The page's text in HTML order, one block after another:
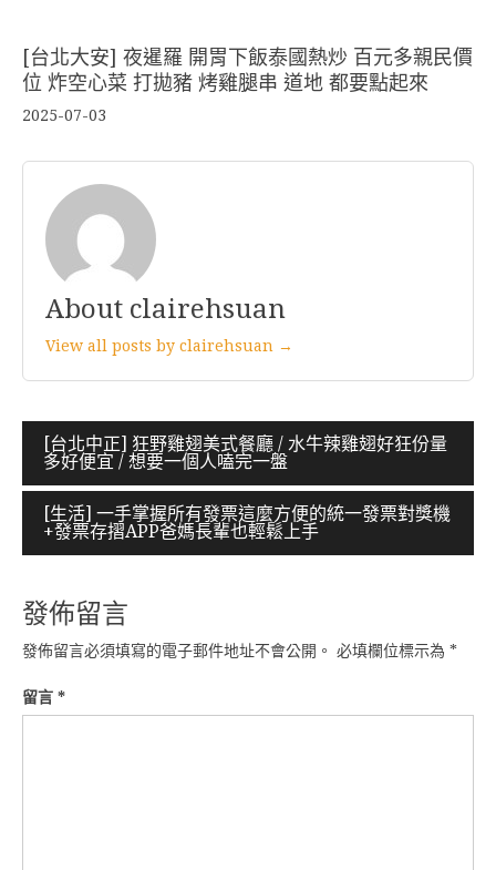
[台北大安] 夜暹羅 開胃下飯泰國熱炒 百元多親民價
位 炸空心菜 打拋豬 烤雞腿串 道地 都要點起來
2025-07-03
About clairehsuan
View all posts by clairehsuan →
文
章
導
覽
[台北中正] 狂野雞翅美式餐廳 / 水牛辣雞翅好狂份量
多好便宜 / 想要一個人嗑完一盤
[生活] 一手掌握所有發票這麼方便的統一發票對獎機
+發票存摺APP爸媽長輩也輕鬆上手
發佈留言
發佈留言必須填寫的電子郵件地址不會公開。 必填欄位標示為 *
留言 *